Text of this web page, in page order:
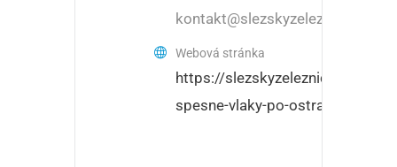
Webová stránka
https://
spesne-vlaky-po-ostravsko-